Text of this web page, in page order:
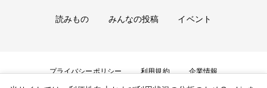
読みもの みんなの投稿 イベント
プライバシーポリシー 利用規約 企業情報